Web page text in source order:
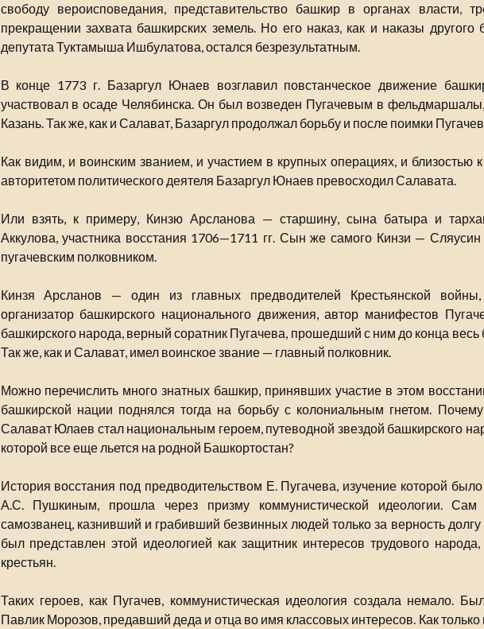
свободу вероисповедания, представительство башкир в органах власти,
прекращении захвата башкирских земель. Но его наказ, как и наказы другого
депутата Туктамыша Ишбулатова, остался безрезультатным.
В конце 1773 г. Базаргул Юнаев возглавил повстанческое движение
участвовал в осаде Челябинска. Он был возведен Пугачевым в
Казань. Так же, как и Салават, Базаргул продолжал борьбу и после поимки
Как видим, и воинским званием, и участием в крупных операциях, и близостью
авторитетом политического деятеля Базаргул Юнаев превосходил Салавата.
Или взять, к примеру, Кинзю Арсланова — старшину, сына батыра и
Аккулова, участника восстания 1706—1711 гг. Сын же самого Кинзи —
пугачевским полковником.
Кинзя Арсланов — один из главных предводителей Крестьянской
организатор башкирского национального движения, автор манифестов
башкирского народа, верный соратник Пугачева, прошедший с ним до конца весь
Так же, как и Салават, имел воинское звание — главный полковник.
Можно перечислить много знатных башкир, принявших участие в этом
башкирской нации поднялся тогда на борьбу с колониальным гнетом.
Салават Юлаев стал национальным героем, путеводной звездой башкирского
которой все еще льется на родной Башкортостан?
История восстания под предводительством Е. Пугачева, изучение которой
А.С. Пушкиным, прошла через призму коммунистической идеологии.
самозванец, казнивший и грабивший безвинных людей только за верность долгу
был представлен этой идеологией как защитник интересов трудового
крестьян.
Таких героев, как Пугачев, коммунистическая идеология создала немало.
Павлик Морозов, предавший деда и отца во имя классовых интересов. Как